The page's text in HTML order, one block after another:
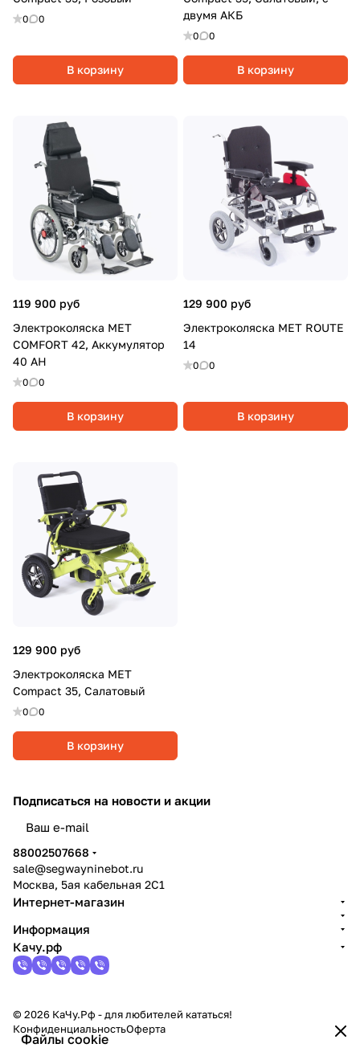
0 0
В корзину
двумя АКБ
0 0
В корзину
119 900 руб
Электроколяска MET
COMFORT 42, Аккумулятор
40 АН
0 0
В корзину
129 900 руб
Электроколяска МЕТ ROUTE
14
0 0
В корзину
129 900 руб
Электроколяска MET
Compact 35, Салатовый
0 0
В корзину
Файлы cookie
Подписаться на новости и акции
88002507668
sale@segwayninebot.ru
Москва, 5ая кабельная 2С1
Интернет-магазин
Информация
Качу.рф
© 2026 КаЧу.Рф - для любителей кататься!
КонфиденциальностьОферта